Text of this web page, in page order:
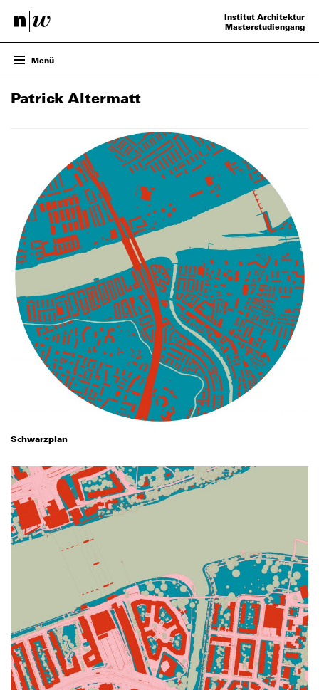
Institut Architektur
Masterstudiengang
Menü
ENTWURF
PROJEKTE
Patrick Altermatt
Schwarzplan